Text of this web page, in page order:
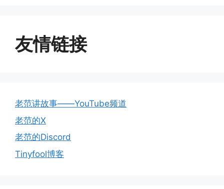
友情链接
老范讲故事——YouTube频道
老范的X
老范的Discord
Tinyfool博客